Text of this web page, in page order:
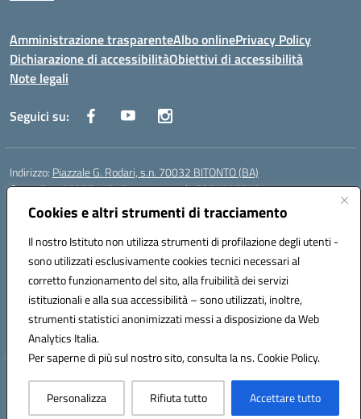
Cookies e altri strumenti di tracciamento
Il nostro Istituto non utilizza strumenti di profilazione degli utenti -
sono utilizzati esclusivamente cookies tecnici necessari al
corretto funzionamento del sito, alla fruibilità dei servizi
istituzionali e alla sua accessibilità – sono utilizzati, inoltre,
strumenti statistici anonimizzati messi a disposizione da Web
Analytics Italia.
Per saperne di più sul nostro sito, consulta la ns. Cookie Policy.
Personalizza Rifiuta tutto Accettare tutto
Amministrazione trasparenteAlbo onlinePrivacy Policy
Dichiarazione di accessibilitàObiettivi di accessibilità
Note legali
Seguici su:
Indirizzo: Piazzale G. Rodari, s.n. 70032 BITONTO (BA)
Centralino:0803741816 - corso serale 3381807642
Email: BATD220004@istruzione.it
Posta elettronica certificata (PEC):batd220004@pec.istruzione.it
Codice meccanografico:BATD220004
Codice Indice delle Pubbliche Amministrazioni (IPA): itcvg
Codice unico di fatturazione (CUF): UFIJVU
la scuola è raggiungibile anche al numero: ☎️ 3520316918
Hosting & Powered by 3D Solution S.r.l.
Concept & Design by Designers Italia